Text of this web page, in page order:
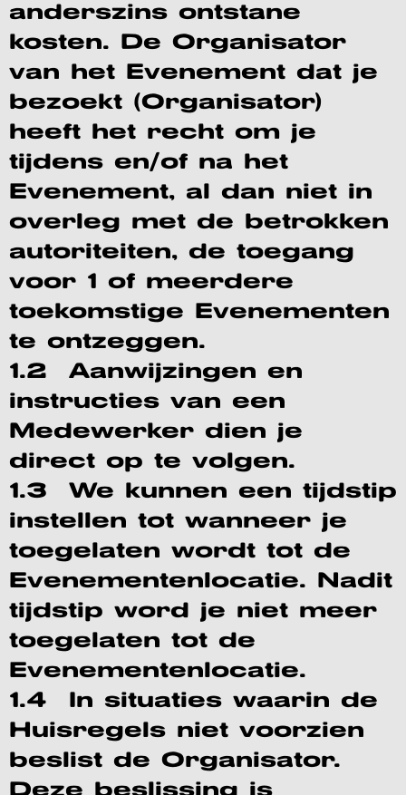
anderszins ontstane
kosten. De Organisator
van het Evenement dat je
bezoekt (Organisator)
heeft het recht om je
tijdens en/of na het
Evenement, al dan niet in
overleg met de betrokken
autoriteiten, de toegang
voor 1 of meerdere
toekomstige Evenementen
te ontzeggen.
1.2 Aanwijzingen en
instructies van een
Medewerker dien je
direct op te volgen.
1.3 We kunnen een tijdstip
instellen tot wanneer je
toegelaten wordt tot de
Evenementenlocatie. Nadit
tijdstip word je niet meer
toegelaten tot de
Evenementenlocatie.
1.4 In situaties waarin de
Huisregels niet voorzien
beslist de Organisator.